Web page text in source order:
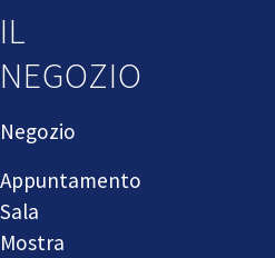
IL
NEGOZIO
Negozio
Appuntamento
Sala
Mostra